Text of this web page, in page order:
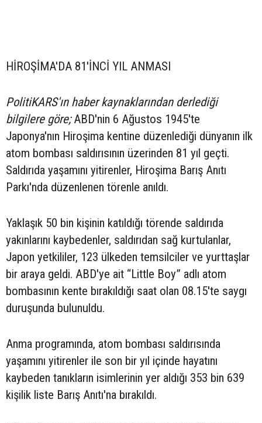
HİROŞİMA'DA 81'İNCİ YIL ANMASI
PolitiKARS'ın haber kaynaklarından derlediği
bilgilere göre;ABD'nin 6 Ağustos 1945'te
Japonya'nın Hiroşima kentine düzenlediği dünyanın ilk
atom bombası saldırısının üzerinden 81 yıl geçti.
Saldırıda yaşamını yitirenler, Hiroşima Barış Anıtı
Parkı'nda düzenlenen törenle anıldı.
Yaklaşık 50 bin kişinin katıldığı törende saldırıda
yakınlarını kaybedenler, saldırıdan sağ kurtulanlar,
Japon yetkililer, 123 ülkeden temsilciler ve yurttaşlar
bir araya geldi. ABD'ye ait “Little Boy” adlı atom
bombasının kente bırakıldığı saat olan 08.15'te saygı
duruşunda bulunuldu.
Anma programında, atom bombası saldırısında
yaşamını yitirenler ile son bir yıl içinde hayatını
kaybeden tanıkların isimlerinin yer aldığı 353 bin 639
kişilik liste Barış Anıtı'na bırakıldı.